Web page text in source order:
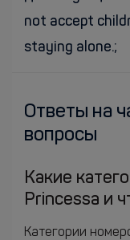
not accept
staying alone.;
Ответы на
вопросы
Какие
Princessa и
Категории